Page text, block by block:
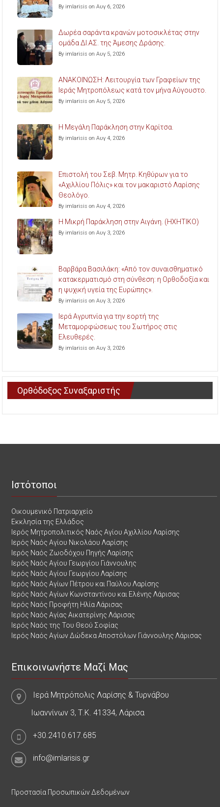
By imlarisis on Αυγ 6, 2026
Δωρέα σαράντα κρανών μοτοσικλέτας στην
ομάδα ΔΙ.ΑΣ. της Άμεσης Δράσης.
By imlarisis on Αυγ 5, 2026
ΑΝΑΚΟΙΝΩΣΗ: Λειτουργία των Γραφείων της
Ιεράς Μητροπόλεως κατά τον μήνα Αύγουστο.
By imlarisis on Αυγ 5, 2026
Η Μεγάλη Παράκληση στην Καρίτσα.
By imlarisis on Αυγ 4, 2026
Επιστολή του Σεβ. Μητρ. Κηθύρων για το
«Αχιλλίου Πόλις» και τον μακαριστό Λαρίσης
Θεολόγο.
By imlarisis on Αυγ 4, 2026
Η Μικρή Παράκληση στην Αιγάνη. (ΗΧΗΤΙΚΟ)
By imlarisis on Αυγ 3, 2026
Βαρβάρα Βασιλάκη: «Από τον συναισθηματικό
κατακερματισμό στη σύνθεση: η Ορθοδοξία και
η ψυχική υγεία της Ευρώπης».
By imlarisis on Αυγ 3, 2026
Ιερά Αγρυπνία για την εορτή της
Μεταμορφώσεως του Σωτήρος στις
Ελευθερές.
By imlarisis on Αυγ 3, 2026
Ορθόδοξος Συναξαριστής
Ιστότοποι
Οικουμενικό Πατριαρχείο
Εκκλησία της Ελλάδος
Ιερός Μητροπολιτικός Ναός Αγίου Αχιλλίου Λαρίσης
Ιερός Ναός Αγίου Νικολάου Λαρίσης
Ιερός Ναός Ζωοδόχου Πηγής Λαρίσης
Ιερός Ναός Αγίου Γεωργίου Γιάννουλης
Ιερός Ναός Αγίου Γεωργίου Λαρίσης
Ιερός Ναός Αγίων Πέτρου και Παύλου Λαρίσης
Ιερός Ναός Αγίων Κωνσταντίνου και Ελένης Λάρισας
Ιερός Ναός Προφήτη Ηλία Λάρισας
Ιερός Ναός Αγίας Αικατερίνης Λάρισας
Ιερός Ναός της Του Θεού Σοφίας
Ιερός Ναός Αγίων Δώδεκα Αποστόλων Γιάννουλης Λάρισας
Επικοινωνήστε Μαζί Μας
Ιερά Μητρόπολις Λαρίσης & Τυρνάβου
Ιωαννίνων 3, Τ.Κ. 41334, Λάρισα
+30.2410.617.685
info@imlarisis.gr
Προστασία Προσωπικών Δεδομένων